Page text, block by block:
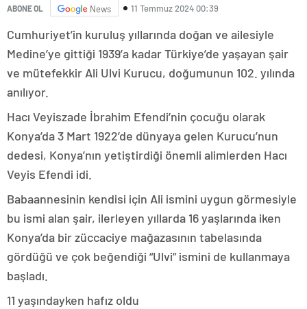
ABONE OL News 11 Temmuz 2024 00:39
Cumhuriyet’in kuruluş yıllarında doğan ve ailesiyle
Medine’ye gittiği 1939’a kadar Türkiye’de yaşayan şair
ve mütefekkir Ali Ulvi Kurucu, doğumunun 102. yılında
anılıyor.
Hacı Veyiszade İbrahim Efendi’nin çocuğu olarak
Konya’da 3 Mart 1922’de dünyaya gelen Kurucu’nun
dedesi, Konya’nın yetiştirdiği önemli alimlerden Hacı
Veyis Efendi idi.
Babaannesinin kendisi için Ali ismini uygun görmesiyle
bu ismi alan şair, ilerleyen yıllarda 16 yaşlarında iken
Konya’da bir züccaciye mağazasının tabelasında
gördüğü ve çok beğendiği “Ulvi” ismini de kullanmaya
başladı.
11 yaşındayken hafız oldu